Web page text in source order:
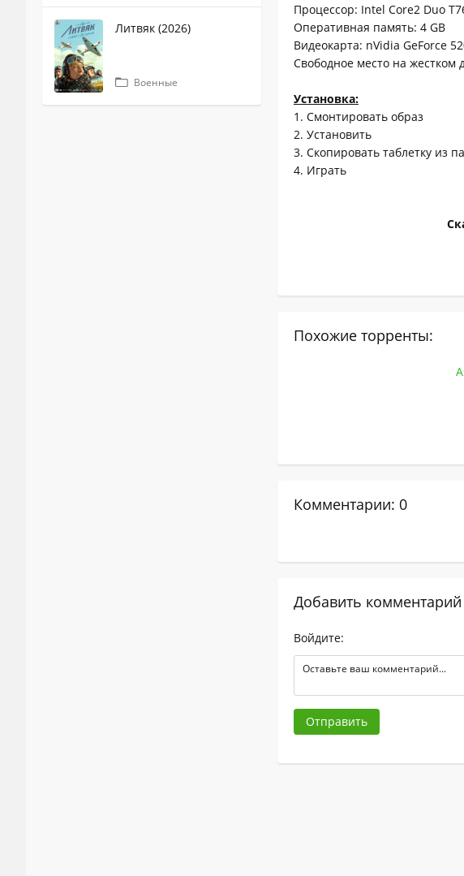
Литвяк (2026)
Военные
Процессор: Intel Core2 Duo
Оперативная память: 4 GB
Видеокарта: nVidia GeForce
Свободное место на жестком
Установка:
1. Смонтировать образ
2. Установить
3. Скопировать таблетку из
4. Играть
Похожие торренты:
Комментарии: 0
Добавить комментарий
Войдите:
Отправить